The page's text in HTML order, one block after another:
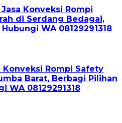
Konveksi Rompi
di Serdang Bedagai,
WA 08129291318
Konveksi Rompi Safety
Barat, Berbagi Pilihan
WA 08129291318